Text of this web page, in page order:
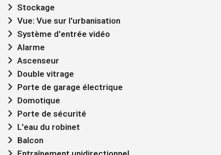
Stockage
Vue: Vue sur l'urbanisation
Système d'entrée vidéo
Alarme
Ascenseur
Double vitrage
Porte de garage électrique
Domotique
Porte de sécurité
L'eau du robinet
Balcon